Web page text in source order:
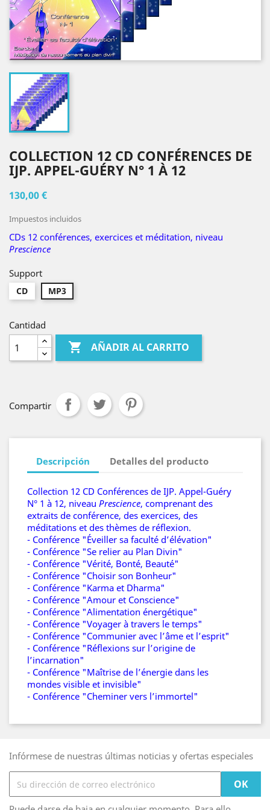
COLLECTION 12 CD CONFÉRENCES DE
IJP. APPEL-GUÉRY N° 1 À 12
130,00 €
Impuestos incluidos
CDs 12 conférences, exercices et méditation, niveau
Prescience
Support
CD MP3
Cantidad
 AÑADIR AL CARRITO
Compartir
Descripción Detalles del producto
Collection 12 CD Conférences de IJP. Appel-Guéry
N° 1 à 12, niveau Prescience, comprenant des
extraits de conférence, des exercices, des
méditations et des thèmes de réflexion.
- Conférence "Éveiller sa faculté d’élévation"
- Conférence "Se relier au Plan Divin"
- Conférence "Vérité, Bonté, Beauté"
- Conférence "Choisir son Bonheur"
- Conférence "Karma et Dharma"
- Conférence "Amour et Conscience"
- Conférence "Alimentation énergétique"
- Conférence "Voyager à travers le temps"
- Conférence "Communier avec l’âme et l’esprit"
- Conférence "Réflexions sur l’origine de
l’incarnation"
- Conférence "Maîtrise de l’énergie dans les
mondes visible et invisible"
- Conférence "Cheminer vers l’immortel"
Infórmese de nuestras últimas noticias y ofertas especiales